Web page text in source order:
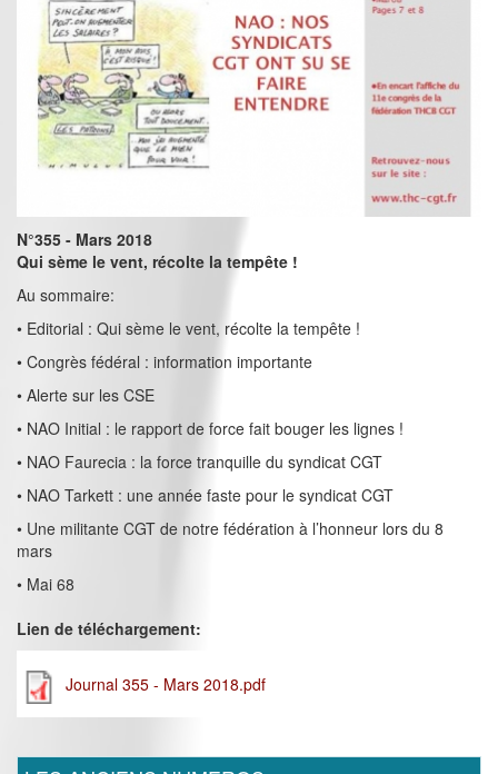
N°355 - Mars 2018
Qui sème le vent, récolte la tempête !
Au sommaire:
• Editorial : Qui sème le vent, récolte la tempête !
• Congrès fédéral : information importante
• Alerte sur les CSE
• NAO Initial : le rapport de force fait bouger les lignes !
• NAO Faurecia : la force tranquille du syndicat CGT
• NAO Tarkett : une année faste pour le syndicat CGT
• Une militante CGT de notre fédération à l’honneur lors du 8
mars
• Mai 68
Lien de téléchargement:
Journal 355 - Mars 2018.pdf